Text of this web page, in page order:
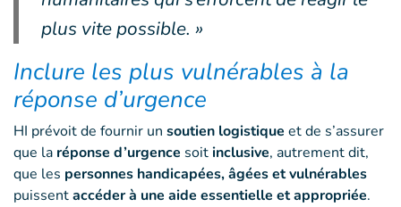
plus vite possible. »
Inclure les plus vulnérables à la
réponse d’urgence
HI prévoit de fournir un soutien logistique et de s’assurer
que la réponse d’urgence soitinclusive, autrement dit,
que les personnes handicapées, âgées et vulnérables
puissentaccéder à une aide essentielle et appropriée.